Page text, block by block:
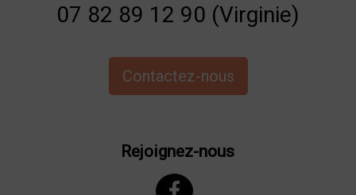
07 82 89 12 90 (Virginie)
Contactez-nous
Rejoignez-nous